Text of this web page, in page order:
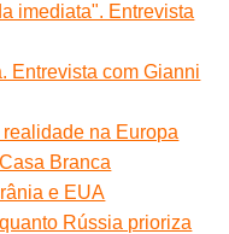
imediata". Entrevista
Entrevista com Gianni
na Europa
Branca
e EUA
Rússia prioriza